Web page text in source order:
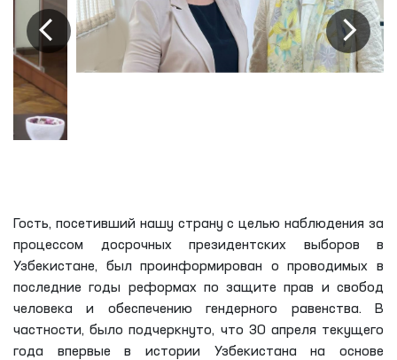
Гость, посетивший нашу страну с целью наблюдения за
процессом досрочных президентских выборов в
Узбекистане, был проинформирован о проводимых в
последние годы реформах по защите прав и свобод
человека и обеспечению гендерного равенства. В
частности, было подчеркнуто, что 30 апреля текущего
года впервые в истории Узбекистана на основе